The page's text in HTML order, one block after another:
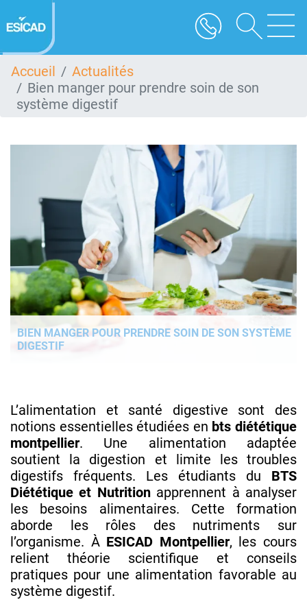
au
contenu
Accueil
Actualités
Bien manger pour prendre soin de son
système digestif
BIEN MANGER POUR PRENDRE SOIN DE SON SYSTÈME
DIGESTIF
L’alimentation et santé digestive sont des
notions essentielles étudiées en bts diététique
montpellier. Une alimentation adaptée
soutient la digestion et limite les troubles
digestifs fréquents. Les étudiants du BTS
Diététique et Nutritionapprennent à analyser
les besoins alimentaires. Cette formation
aborde les rôles des nutriments sur
l’organisme. À ESICAD Montpellier, les cours
relient théorie scientifique et conseils
pratiques pour une alimentation favorable au
système digestif.